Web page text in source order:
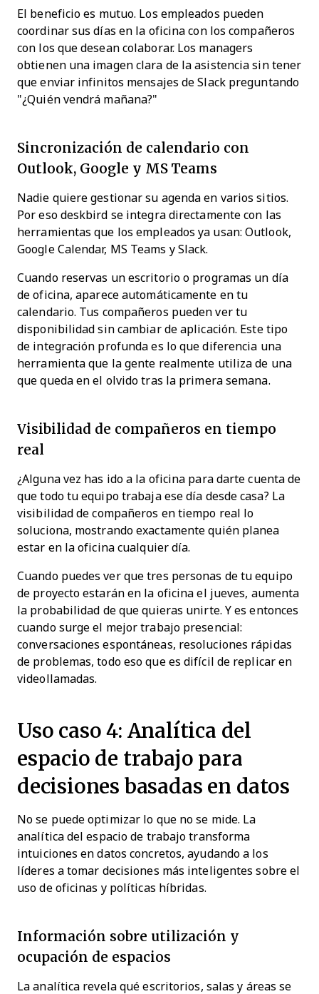
El beneficio es mutuo. Los empleados pueden
coordinar sus días en la oficina con los compañeros
con los que desean colaborar. Los managers
obtienen una imagen clara de la asistencia sin tener
que enviar infinitos mensajes de Slack preguntando
"¿Quién vendrá mañana?"
Sincronización de calendario con
Outlook, Google y MS Teams
Nadie quiere gestionar su agenda en varios sitios.
Por eso deskbird se integra directamente con las
herramientas que los empleados ya usan: Outlook,
Google Calendar, MS Teams y Slack.
Cuando reservas un escritorio o programas un día
de oficina, aparece automáticamente en tu
calendario. Tus compañeros pueden ver tu
disponibilidad sin cambiar de aplicación. Este tipo
de integración profunda es lo que diferencia una
herramienta que la gente realmente utiliza de una
que queda en el olvido tras la primera semana.
Visibilidad de compañeros en tiempo
real
¿Alguna vez has ido a la oficina para darte cuenta de
que todo tu equipo trabaja ese día desde casa? La
visibilidad de compañeros en tiempo real lo
soluciona, mostrando exactamente quién planea
estar en la oficina cualquier día.
Cuando puedes ver que tres personas de tu equipo
de proyecto estarán en la oficina el jueves, aumenta
la probabilidad de que quieras unirte. Y es entonces
cuando surge el mejor trabajo presencial:
conversaciones espontáneas, resoluciones rápidas
de problemas, todo eso que es difícil de replicar en
videollamadas.
Uso caso 4: Analítica del
espacio de trabajo para
decisiones basadas en datos
No se puede optimizar lo que no se mide. La
analítica del espacio de trabajo transforma
intuiciones en datos concretos, ayudando a los
líderes a tomar decisiones más inteligentes sobre el
uso de oficinas y políticas híbridas.
Información sobre utilización y
ocupación de espacios
La analítica revela qué escritorios, salas y áreas se